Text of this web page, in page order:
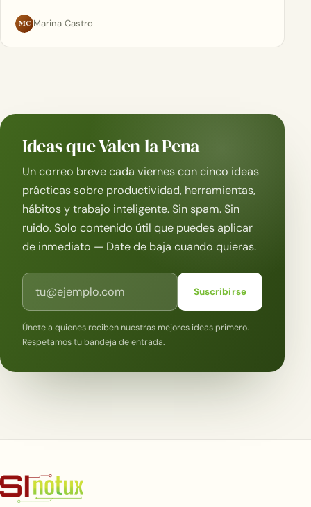
MC Marina Castro
Ideas que Valen la Pena
Un correo breve cada viernes con cinco ideas
prácticas sobre productividad, herramientas,
hábitos y trabajo inteligente. Sin spam. Sin
ruido. Solo contenido útil que puedes aplicar
de inmediato — Date de baja cuando quieras.
Correo electrónico
Suscribirse
Únete a quienes reciben nuestras mejores ideas primero.
Respetamos tu bandeja de entrada.